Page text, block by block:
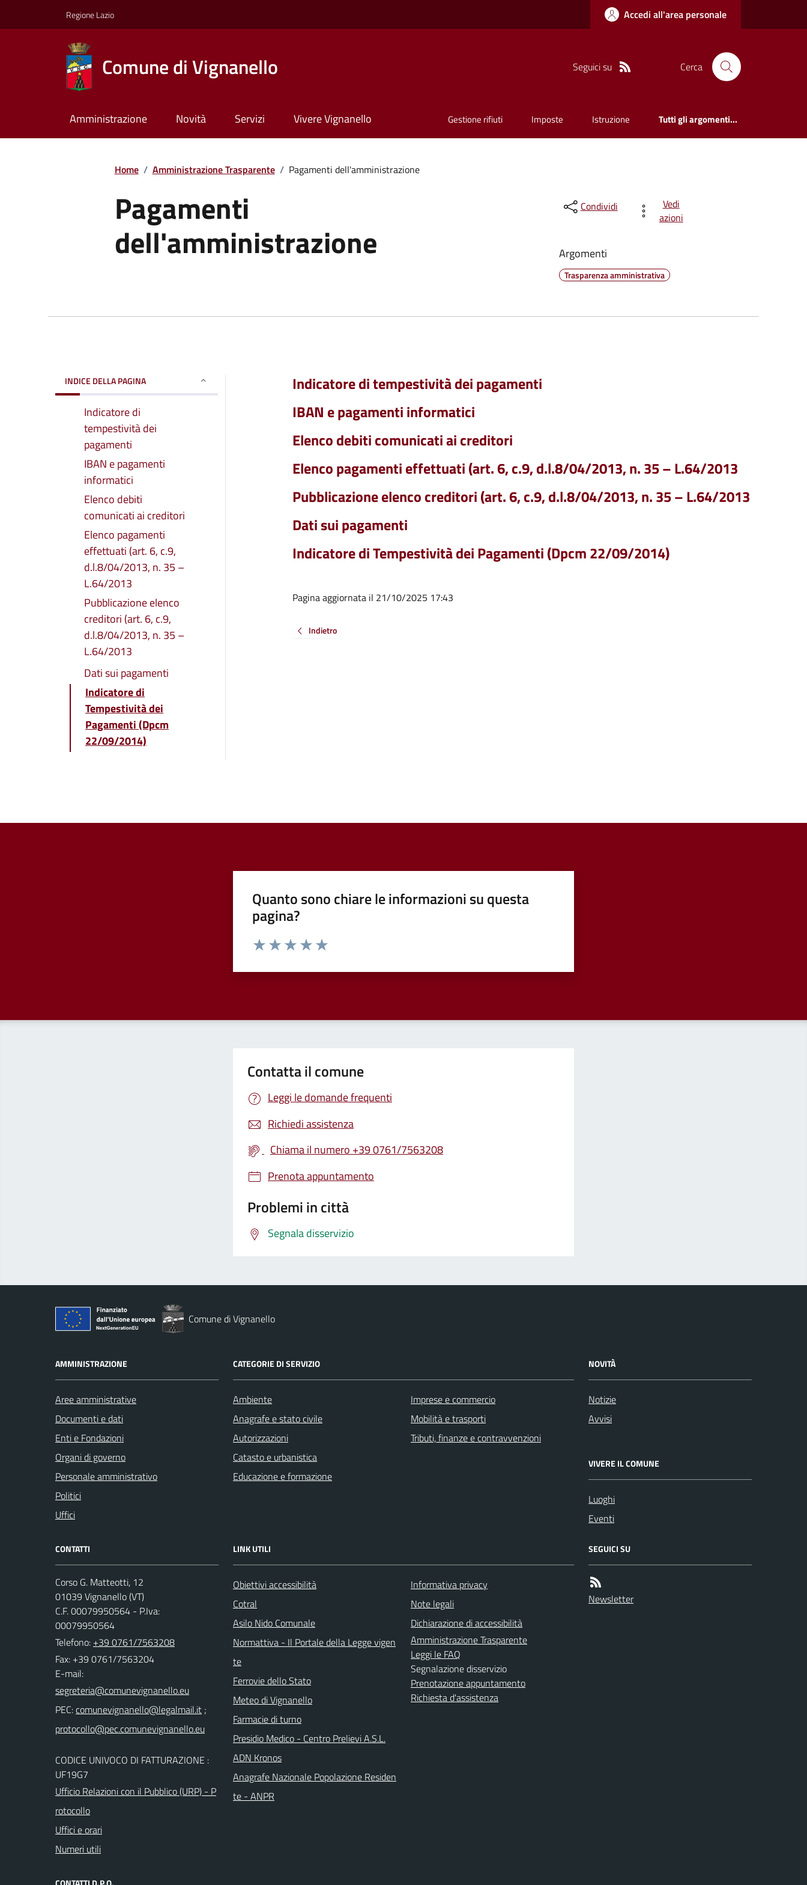
Regione Lazio Accedi all'area personale
Comune di Vignanello Seguici su Cerca
Amministrazione Novità Servizi Vivere Vignanello Gestione rifiuti Imposte Istruzione Tutti gli argomenti...
Home / Amministrazione Trasparente / Pagamenti dell'amministrazione
Pagamenti
dell'amministrazione
Condividi
Vedi
azioni
Argomenti
Trasparenza amministrativa
INDICE DELLA PAGINA
Indicatore di
tempestività dei
pagamenti
IBAN e pagamenti
informatici
Elenco debiti
comunicati ai creditori
Elenco pagamenti
effettuati (art. 6, c.9,
d.l.8/04/2013, n. 35 –
L.64/2013
Pubblicazione elenco
creditori (art. 6, c.9,
d.l.8/04/2013, n. 35 –
L.64/2013
Dati sui pagamenti
Indicatore di
Tempestività dei
Pagamenti (Dpcm
22/09/2014)
Indicatore di tempestività dei pagamenti
IBAN e pagamenti informatici
Elenco debiti comunicati ai creditori
Elenco pagamenti effettuati (art. 6, c.9, d.l.8/04/2013, n. 35 – L.64/2013
Pubblicazione elenco creditori (art. 6, c.9, d.l.8/04/2013, n. 35 – L.64/2013
Dati sui pagamenti
Indicatore di Tempestività dei Pagamenti (Dpcm 22/09/2014)
Pagina aggiornata il 21/10/2025 17:43
Indietro
Quanto sono chiare le informazioni su questa
pagina?
Valuta da 1 a 5 stelle la pagina
Contatta il comune
Leggi le domande frequenti
Richiedi assistenza
Chiama il numero +39 0761/7563208
Prenota appuntamento
Problemi in città
Segnala disservizio
Comune di Vignanello
AMMINISTRAZIONE
Aree amministrative
Documenti e dati
Enti e Fondazioni
Organi di governo
Personale amministrativo
Politici
Uffici
CATEGORIE DI SERVIZIO
Ambiente
Anagrafe e stato civile
Autorizzazioni
Catasto e urbanistica
Educazione e formazione
Imprese e commercio
Mobilità e trasporti
Tributi, finanze e contravvenzioni
NOVITÀ
Notizie
Avvisi
VIVERE IL COMUNE
Luoghi
Eventi
CONTATTI
Corso G. Matteotti, 12
01039 Vignanello (VT)
C.F. 00079950564 - P.Iva:
00079950564
Telefono: +39 0761/7563208
Fax: +39 0761/7563204
E-mail:
PEC: ;
CODICE UNIVOCO DI FATTURAZIONE :
UF19G7
Ufficio Relazioni con il Pubblico (URP) - P
rotocollo
Uffici e orari
Numeri utili
LINK UTILI
Obiettivi accessibilità
Cotral
Asilo Nido Comunale
Normattiva - Il Portale della Legge vigen
te
Ferrovie dello Stato
Meteo di Vignanello
Farmacie di turno
Presidio Medico - Centro Prelievi A.S.L.
ADN Kronos
Anagrafe Nazionale Popolazione Residen
te - ANPR
Informativa privacy
Note legali
Dichiarazione di accessibilità
Amministrazione Trasparente
Leggi le FAQ
Segnalazione disservizio
Prenotazione appuntamento
Richiesta d'assistenza
SEGUICI SU
Newsletter